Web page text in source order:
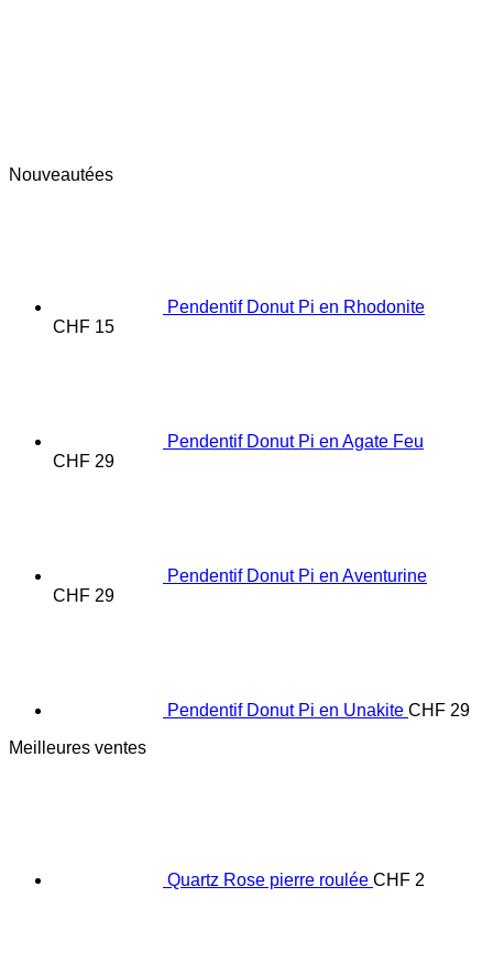
Nouveautées
Pendentif Donut Pi en Rhodonite
CHF 15
Pendentif Donut Pi en Agate Feu
CHF 29
Pendentif Donut Pi en Aventurine
CHF 29
Pendentif Donut Pi en Unakite CHF 29
Meilleures ventes
Quartz Rose pierre roulée CHF 2